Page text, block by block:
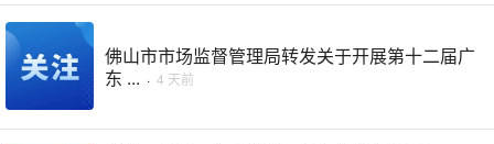
佛山市市场监督管理局转发关于开展第十二届广
东 ... · 4 天前